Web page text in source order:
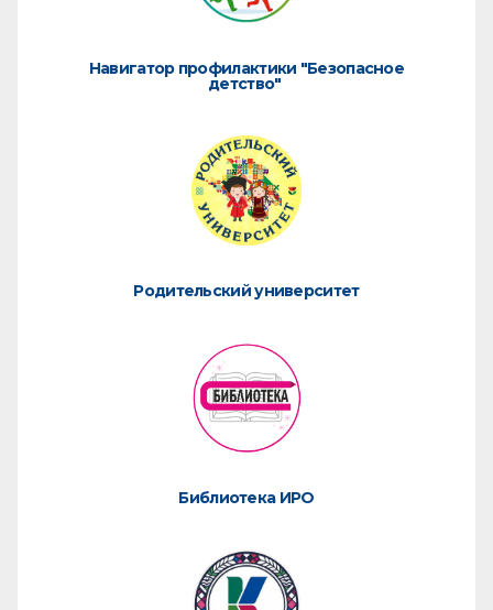
Навигатор профилактики "Безопасное
детство"
Родительский университет
Библиотека ИРО